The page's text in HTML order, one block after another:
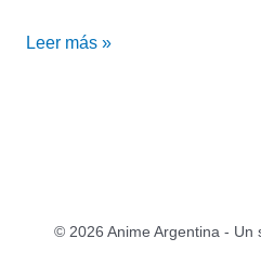
Leer más »
© 2026 Anime Argentina - Un